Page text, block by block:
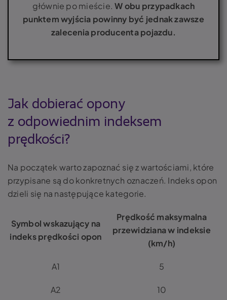
głównie po mieście.W obu przypadkach
punktem wyjścia powinny być jednak zawsze
zalecenia producenta pojazdu.
Jak dobierać opony
z odpowiednim indeksem
prędkości?
Na początek warto zapoznać się z wartościami, które
przypisane są do konkretnych oznaczeń. Indeks opon
dzieli się na następujące kategorie.
Symbol wskazujący na
indeks prędkości opon
Prędkość maksymalna
przewidziana w indeksie
(km/h)
A1 5
A2 10